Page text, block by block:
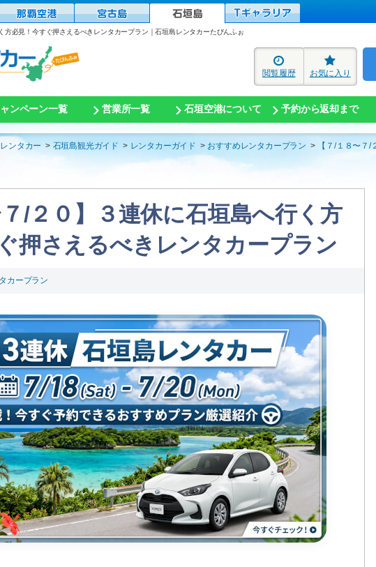
方必見！今すぐ押さえるべきレンタカープラン｜石垣島レンタカーたびんふぉ
閲覧履歴 お気に入り
ンペーン一覧 営業所一覧 石垣空港について 予約から返却まで
ンタカー 石垣島観光ガイド レンタカーガイド おすすめレンタカープラン
【７/１８〜７
７/２０】３連休に石垣島へ行く方
押さえるべきレンタカープラン
カープラン